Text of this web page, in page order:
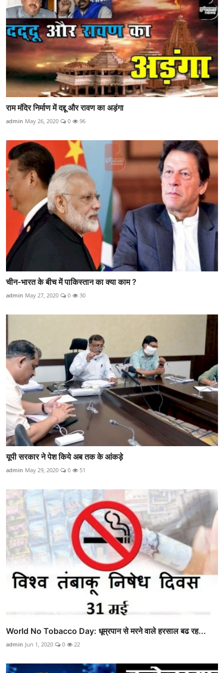
राम मंदिर निर्माण में दद्दू और रावण का अड़ंगा
admin May 26, 2020 0 96
चीन-भारत के बीच में पाकिस्तान का क्या काम ?
admin May 27, 2020 0 30
यूपी सरकार ने पेश किये अब तक के आंकड़े
admin May 29, 2020 0 51
World No Tobacco Day: धूम्रपान से मरने वाले हरसाल बढ रह...
admin Jun 1, 2020 0 22